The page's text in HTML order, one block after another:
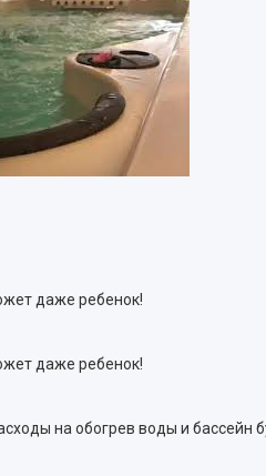
даже ребенок!
даже ребенок!
на обогрев воды и бассейн